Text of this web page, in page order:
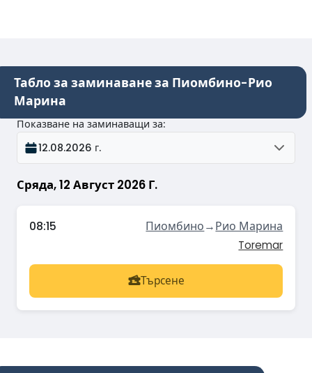
Табло за заминаване за Пиомбино-Рио
Марина
Сряда, 12 Август 2026 Г.
Показване на заминаващи за:
12.08.2026 г.
08:15 Пиомбино→Рио Марина
Toremar
Търсене